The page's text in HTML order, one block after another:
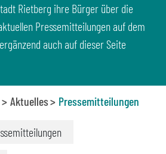
Rietberg ihre Bürger über die
Pressemitteilungen auf dem
auch auf dieser Seite
Aktuelles Pressemitteilungen